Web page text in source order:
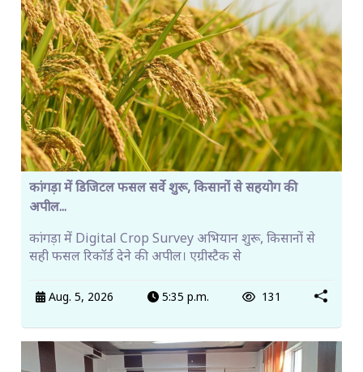
कांगड़ा में डिजिटल फसल सर्वे शुरू, किसानों से सहयोग की
अपील...
कांगड़ा में Digital Crop Survey अभियान शुरू, किसानों से
सही फसल रिकॉर्ड देने की अपील। एग्रीस्टैक से
Aug. 5, 2026 5:35 p.m. 131